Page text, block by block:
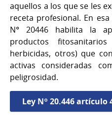
aquellos a los que se les
receta profesional. En
N° 20446 habilita la
productos fitosanitarios
herbicidas, otros) que
activas consideradas
peligrosidad.
Ley Nº 20.446 artículo